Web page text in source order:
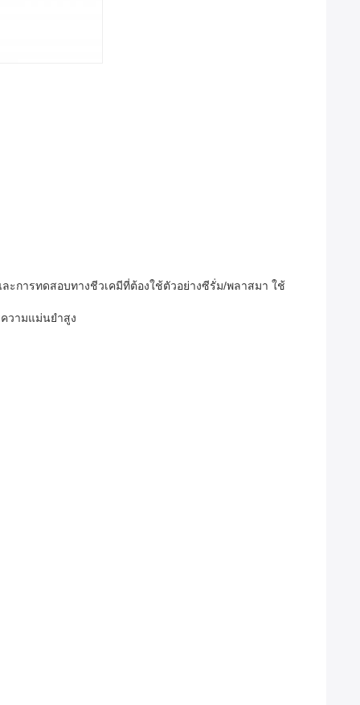
ะการทดสอบทางชีวเคมีที่ต้องใช้ตัวอย่างซีรั่ม/พลาสมา ใช้
วามแม่นยำสูง